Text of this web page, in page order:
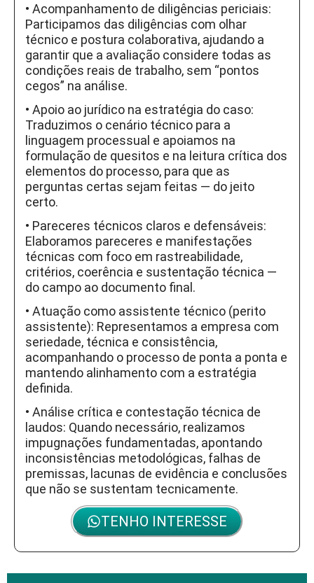
• Acompanhamento de diligências periciais:
Participamos das diligências com olhar
técnico e postura colaborativa, ajudando a
garantir que a avaliação considere todas as
condições reais de trabalho, sem “pontos
cegos” na análise.
• Apoio ao jurídico na estratégia do caso:
Traduzimos o cenário técnico para a
linguagem processual e apoiamos na
formulação de quesitos e na leitura crítica dos
elementos do processo, para que as
perguntas certas sejam feitas — do jeito
certo.
• Pareceres técnicos claros e defensáveis:
Elaboramos pareceres e manifestações
técnicas com foco em rastreabilidade,
critérios, coerência e sustentação técnica —
do campo ao documento final.
• Atuação como assistente técnico (perito
assistente): Representamos a empresa com
seriedade, técnica e consistência,
acompanhando o processo de ponta a ponta e
mantendo alinhamento com a estratégia
definida.
• Análise crítica e contestação técnica de
laudos: Quando necessário, realizamos
impugnações fundamentadas, apontando
inconsistências metodológicas, falhas de
premissas, lacunas de evidência e conclusões
que não se sustentam tecnicamente.
TENHO INTERESSE